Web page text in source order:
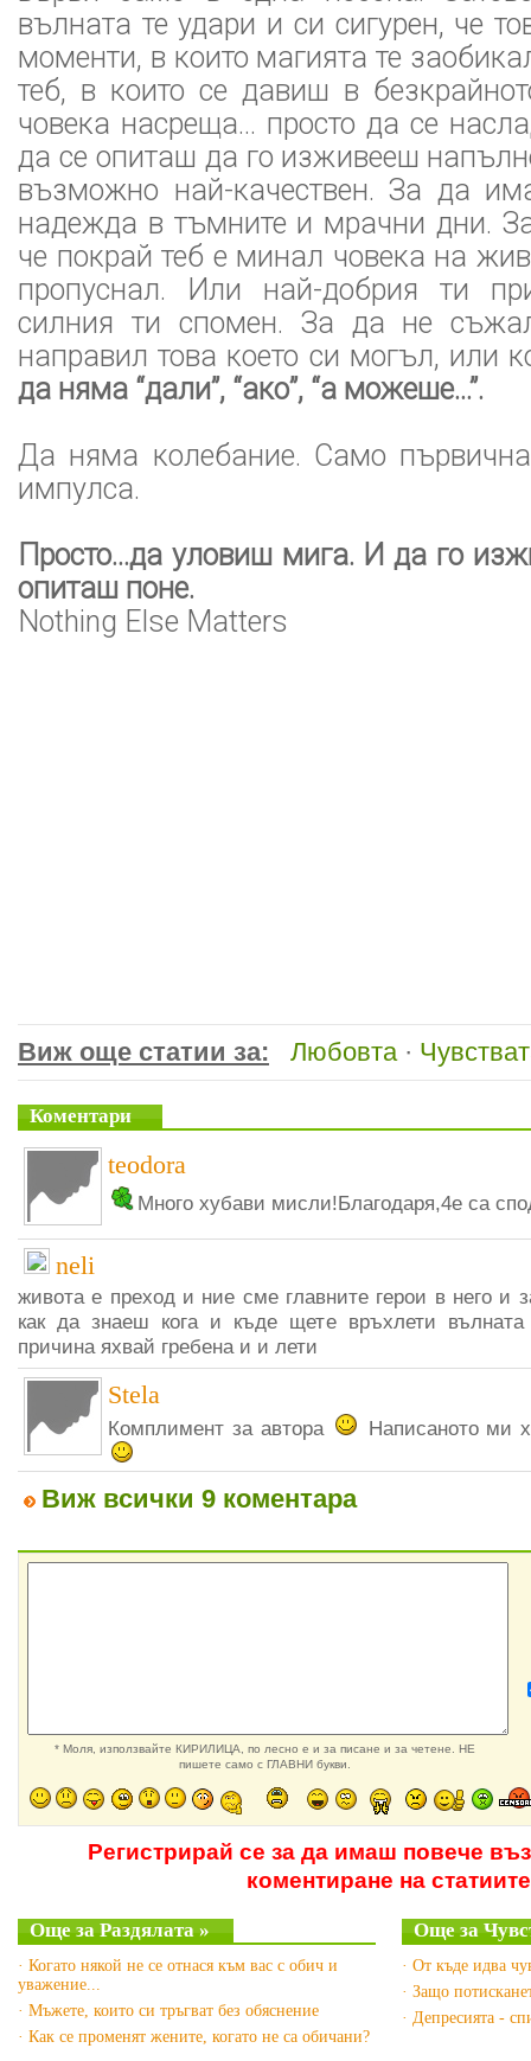
вълната те удари и си сигурен, че
моменти, в които магията те
теб, в които се давиш в
човека насреща... просто да се
да се опиташ да го изживееш
възможно най-качествен. За да
надежда в тъмните и мрачни дни.
че покрай теб е минал човека на
пропуснал. Или най-добрия ти
силния ти спомен. За да не
направил това което си могъл, или
да няма “дали”, “ако”, “а можеше...”.
Да няма колебание. Само
импулса.
Просто...да уловиш мига. И да го
опиташ поне.
Nothing Else Matters
Виж още статии за: Любовта·
Коментари
teodora
Много хубави мисли!Благодаря,4е са
neli
живота е преход и ние сме главните герои в него и
как да знаеш кога и къде щете връхлети
причина яхвай гребена и и лети
Stela
Комплимент за автора Написаното ми
Виж всички 9 коментара
* Моля, използвайте КИРИЛИЦА, по лесно е и за писане и за четене. НЕ
пишете само с ГЛАВНИ букви.
Регистрирай се за да имаш повече
коментиране на статиите
Още за Раздялата »
· Когато някой не се отнася към вас с обич и
уважение...
· Мъжете, които си тръгват без обяснение
· Как се променят жените, когато не са обичани?
Още за
· От къде идва
· Защо
· Депресията -